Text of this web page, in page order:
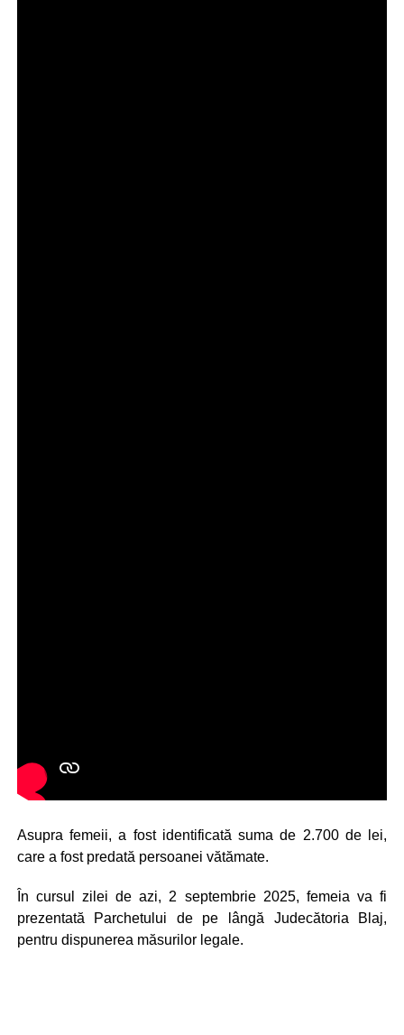
Asupra femeii, a fost identificată suma de 2.700 de lei,
care a fost predată persoanei vătămate.
În cursul zilei de azi, 2 septembrie 2025, femeia va fi
prezentată Parchetului de pe lângă Judecătoria Blaj,
pentru dispunerea măsurilor legale.